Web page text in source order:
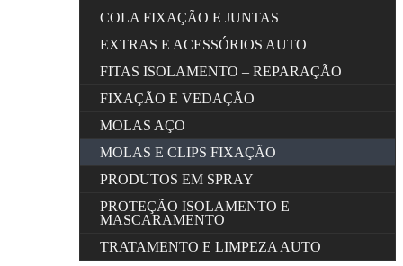
COLA FIXAÇÃO E JUNTAS
EXTRAS E ACESSÓRIOS AUTO
FITAS ISOLAMENTO – REPARAÇÃO
FIXAÇÃO E VEDAÇÃO
MOLAS AÇO
MOLAS E CLIPS FIXAÇÃO
PRODUTOS EM SPRAY
PROTEÇÃO ISOLAMENTO E
MASCARAMENTO
TRATAMENTO E LIMPEZA AUTO